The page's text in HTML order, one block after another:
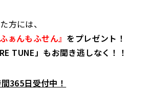
方には、
ふぁんもふせん』 をプレゼント！
TUNE」もお聞き逃しなく！！
365日受付中！